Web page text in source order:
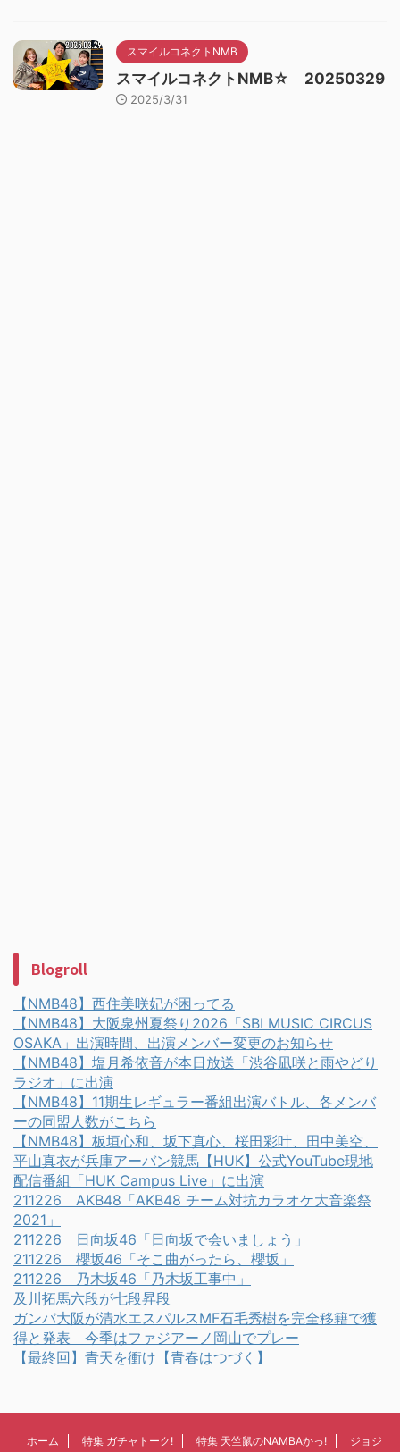
スマイルコネクトNMB
スマイルコネクトNMB☆ 20250329
2025/3/31
Blogroll
【NMB48】西住美咲妃が困ってる
【NMB48】大阪泉州夏祭り2026「SBI MUSIC CIRCUS
OSAKA」出演時間、出演メンバー変更のお知らせ
【NMB48】塩月希依音が本日放送「渋谷凪咲と雨やどり
ラジオ」に出演
【NMB48】11期生レギュラー番組出演バトル、各メンバ
ーの同盟人数がこちら
【NMB48】板垣心和、坂下真心、桜田彩叶、田中美空、
平山真衣が兵庫アーバン競馬【HUK】公式YouTube現地
配信番組「HUK Campus Live」に出演
211226 AKB48「AKB48 チーム対抗カラオケ大音楽祭
2021」
211226 日向坂46「日向坂で会いましょう」
211226 櫻坂46「そこ曲がったら、櫻坂」
211226 乃木坂46「乃木坂工事中」
及川拓馬六段が七段昇段
ガンバ大阪が清水エスパルスMF石毛秀樹を完全移籍で獲
得と発表 今季はファジアーノ岡山でプレー
【最終回】青天を衝け【青春はつづく】
ホーム 特集 ガチャトーク! 特集 天竺鼠のNAMBAかっ! ジョジ